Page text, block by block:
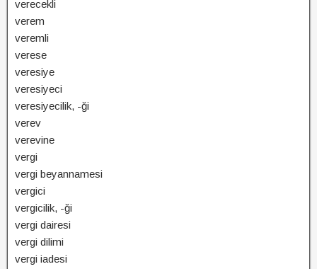
verecekli
verem
veremli
verese
veresiye
veresiyeci
veresiyecilik, -ği
verev
verevine
vergi
vergi beyannamesi
vergici
vergicilik, -ği
vergi dairesi
vergi dilimi
vergi iadesi